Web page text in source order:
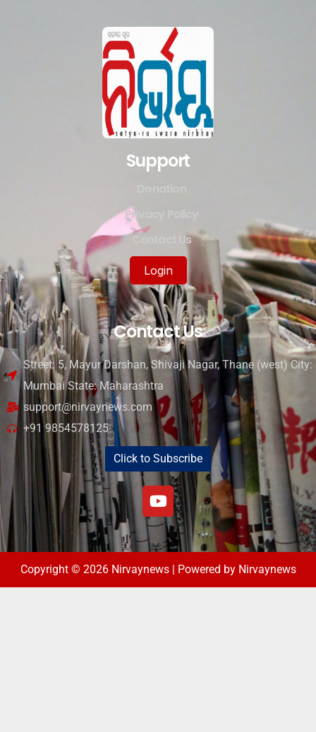
Support
Privacy Policy
Contact Us
Login
Contact Us
Street: 5, Mayur Darshan, Shivaji Nagar, Thane (west) City:
Mumbai State: Maharashtra
support@nirvaynews.com
+91 9854578125
Click to Subscribe
Copyright © 2026 Nirvaynews | Powered by Nirvaynews